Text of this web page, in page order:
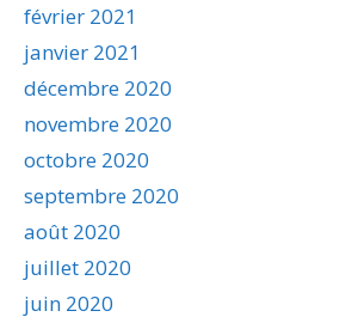
février 2021
janvier 2021
décembre 2020
novembre 2020
octobre 2020
septembre 2020
août 2020
juillet 2020
juin 2020